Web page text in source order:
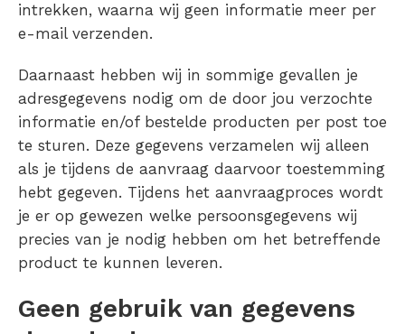
intrekken, waarna wij geen informatie meer per
e-mail verzenden.
Daarnaast hebben wij in sommige gevallen je
adresgegevens nodig om de door jou verzochte
informatie en/of bestelde producten per post toe
te sturen. Deze gegevens verzamelen wij alleen
als je tijdens de aanvraag daarvoor toestemming
hebt gegeven. Tijdens het aanvraagproces wordt
je er op gewezen welke persoonsgegevens wij
precies van je nodig hebben om het betreffende
product te kunnen leveren.
Geen gebruik van gegevens